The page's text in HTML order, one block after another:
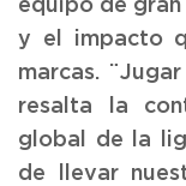
equipo de
y el impacto
marcas.
resalta la
global de la
de llevar